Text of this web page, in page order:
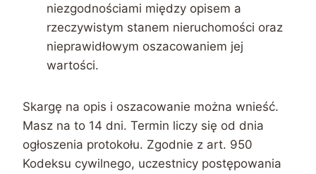
niezgodnościami między opisem a
rzeczywistym stanem nieruchomości oraz
nieprawidłowym oszacowaniem jej
wartości.
Skargę na opis i oszacowanie można wnieść.
Masz na to 14 dni. Termin liczy się od dnia
ogłoszenia protokołu. Zgodnie z art. 950
Kodeksu cywilnego, uczestnicy postępowania